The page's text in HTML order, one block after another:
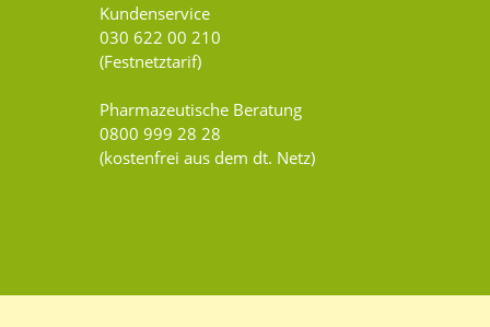
Kundenservice
030 622 00 210
(Festnetztarif)
Pharmazeutische Beratung
0800 999 28 28
(kostenfrei aus dem dt. Netz)